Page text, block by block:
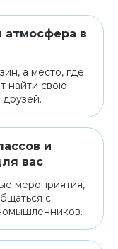
в
а место, где
найти свою
и
вас
мероприятия,
с